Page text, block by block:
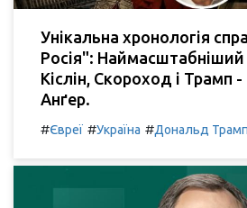
Унікальна хронологія
Росія":
Кіслін, Скороход і Трамп
Анґер.
#Євреї #Україна #Дональд Трамп